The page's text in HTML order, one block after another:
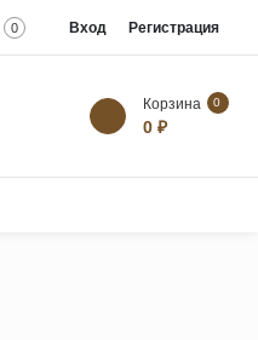
0 Вход Регистрация
Корзина 0
0 ₽